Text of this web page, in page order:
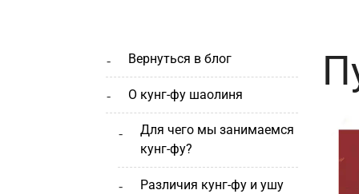
вернуться в блог
о кунг-фу шаолиня
для чего мы занимаемся
кунг-фу?
различия кунг-фу и ушу